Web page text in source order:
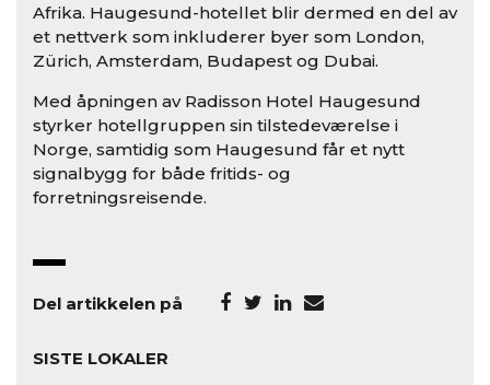
Afrika. Haugesund-hotellet blir dermed en del av
et nettverk som inkluderer byer som London,
Zürich, Amsterdam, Budapest og Dubai.
Med åpningen av Radisson Hotel Haugesund
styrker hotellgruppen sin tilstedeværelse i
Norge, samtidig som Haugesund får et nytt
signalbygg for både fritids- og
forretningsreisende.
Del artikkelen på
SISTE LOKALER